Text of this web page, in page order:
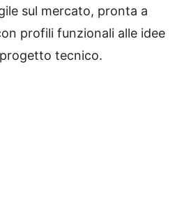
sul mercato, pronta a
profili funzionali alle idee
tecnico.